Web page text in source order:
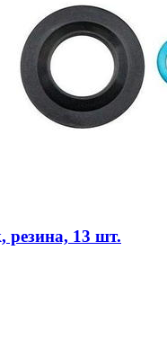
резина, 13 шт.